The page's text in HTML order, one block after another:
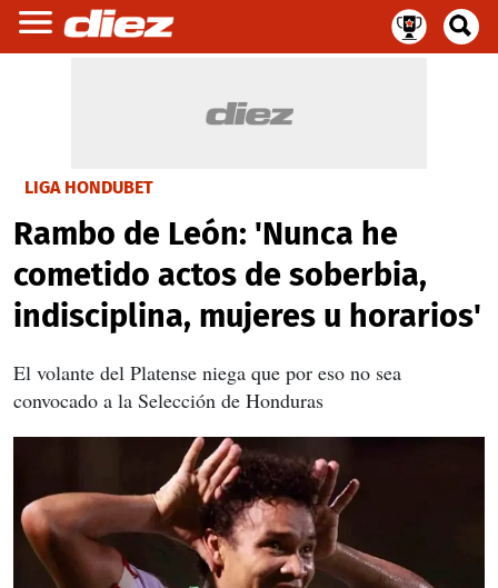
LIGA HONDUBET
Rambo de León: 'Nunca he
cometido actos de soberbia,
indisciplina, mujeres u horarios'
El volante del Platense niega que por eso no sea
convocado a la Selección de Honduras